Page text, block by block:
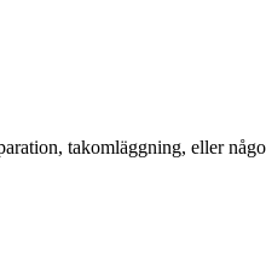
takomläggning, eller